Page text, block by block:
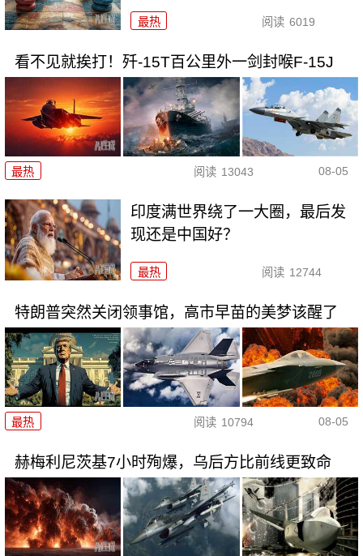
最热 阅读 6019
看不见就挨打！歼-15T百公里外一剑封喉F-15J
最热 阅读 13043 08-05
印度满世界绕了一大圈，最后发
现还是中国好？
最热 阅读 12744
特朗普突然关闭领事馆，高市早苗的美梦该醒了
最热 阅读 10794 08-05
赫梅利尼茨基7小时殉爆，乌后方比前线更致命